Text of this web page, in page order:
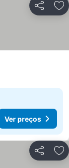
Partilhar
Ver preços
Partilhar